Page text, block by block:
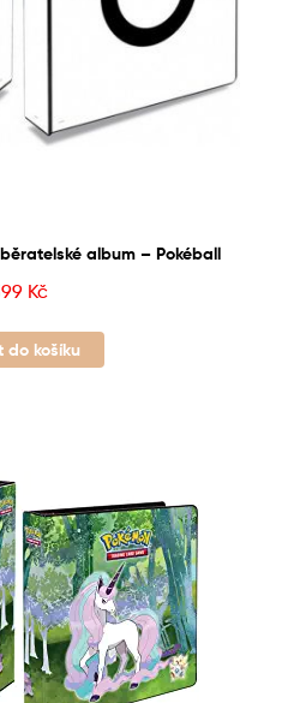
album – Pokéball
Kč
do košíku